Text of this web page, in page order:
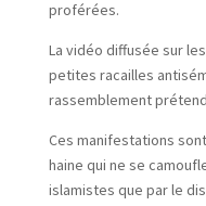
proférées.
La vidéo diffusée sur
petites racailles
rassemblement
Ces manifestations
haine qui ne se
islamistes que par le